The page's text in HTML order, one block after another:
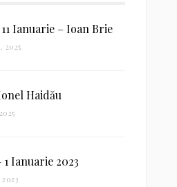
11 Ianuarie – Ioan Brie
2025
Haidău
1 Ianuarie 2023